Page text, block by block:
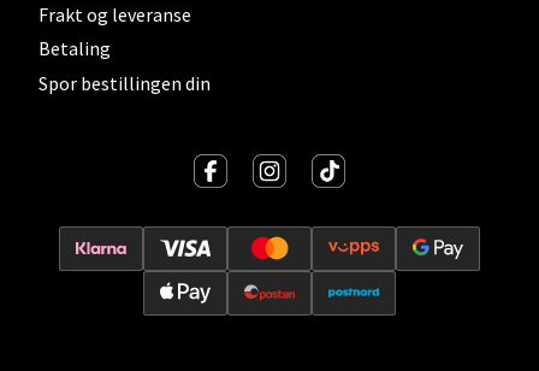
Frakt og leveranse
Betaling
Spor bestillingen din
Levanger - Magneten
Moafjæra 14, 7606 Levanger
Velg